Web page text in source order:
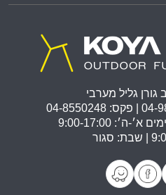
גורן גליל מערבי
ה׳: 9:00-17:00